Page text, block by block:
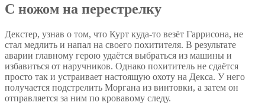
С ножом на перестрелку
Декстер, узнав о том, что Курт куда-то везёт Гаррисона, не
стал медлить и напал на своего похитителя. В результате
аварии главному герою удаётся выбраться из машины и
избавиться от наручников. Однако похититель не сдаётся
просто так и устраивает настоящую охоту на Декса. У него
получается подстрелить Моргана из винтовки, а затем он
отправляется за ним по кровавому следу.